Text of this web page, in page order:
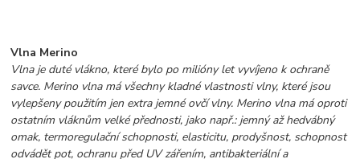
Vlna Merino
Vlna je duté vlákno, které bylo po milióny let vyvíjeno k ochraně
savce. Merino vlna má všechny kladné vlastnosti vlny, které jsou
vylepšeny použitím jen extra jemné ovčí vlny. Merino vlna má oproti
ostatním vláknům velké přednosti, jako např.: jemný až hedvábný
omak, termoregulační schopnosti, elasticitu, prodyšnost, schopnost
odvádět pot, ochranu před UV zářením, antibakteriální a